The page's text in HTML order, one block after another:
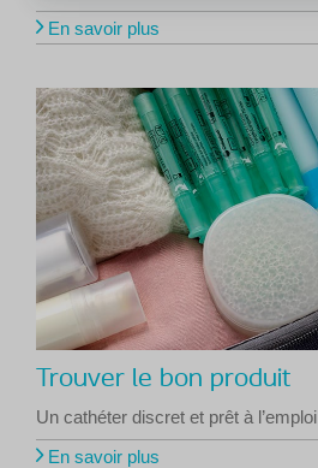
En savoir plus
Trouver le bon produit
Un cathéter discret et prêt à l’emploi
En savoir plus